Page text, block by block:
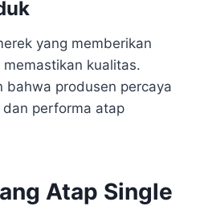
yang memberikan
kualitas.
bahwa produsen percaya
performa atap
Atap Single